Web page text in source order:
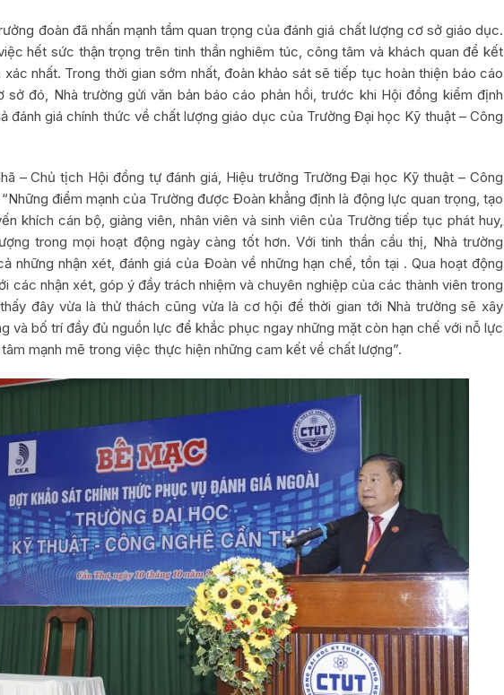
đoàn đã nhấn mạnh tầm quan trọng của đánh giá chất lượng cơ sở giáo dục.
hết sức thận trọng trên tinh thần nghiêm túc, công tâm và khách quan để kết
nhất. Trong thời gian sớm nhất, đoàn khảo sát sẽ tiếp tục hoàn thiện báo cáo
đó, Nhà trường gửi văn bản báo cáo phản hồi, trước khi Hội đồng kiểm định
đánh giá chính thức về chất lượng giáo dục của Trường Đại học Kỹ thuật – Công
– Chủ tịch Hội đồng tự đánh giá, Hiệu trưởng Trường Đại học Kỹ thuật – Công
điểm mạnh của Trường được Đoàn khẳng định là động lực quan trọng, tạo
khích cán bộ, giảng viên, nhân viên và sinh viên của Trường tiếp tục phát huy,
trong mọi hoạt động ngày càng tốt hơn. Với tinh thần cầu thị, Nhà trường
những nhận xét, đánh giá của Đoàn về những hạn chế, tồn tại . Qua hoạt động
các nhận xét, góp ý đầy trách nhiệm và chuyên nghiệp của các thành viên trong
đây vừa là thử thách cũng vừa là cơ hội để thời gian tới Nhà trường sẽ xây
và bố trí đầy đủ nguồn lực để khắc phục ngay những mặt còn hạn chế với nỗ lực
mạnh mẽ trong việc thực hiện những cam kết về chất lượng”.